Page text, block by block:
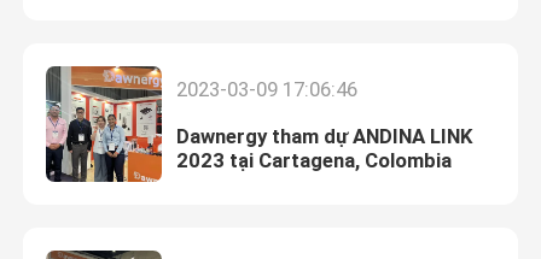
Linh kiện thụ động sợi quang
Các thành phần hoạt động của sợi quang
2023-03-09 17:06:46
Dawnergy tham dự ANDINA LINK
2023 tại Cartagena, Colombia